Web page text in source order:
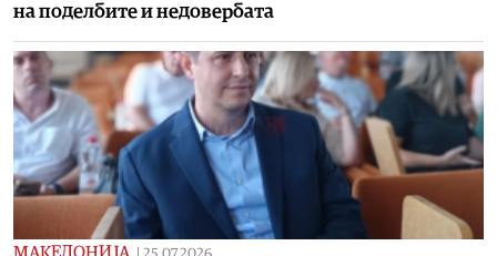
на поделбите и недовербата